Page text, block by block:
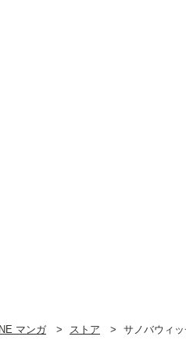
マンガ ストア サノバウィ